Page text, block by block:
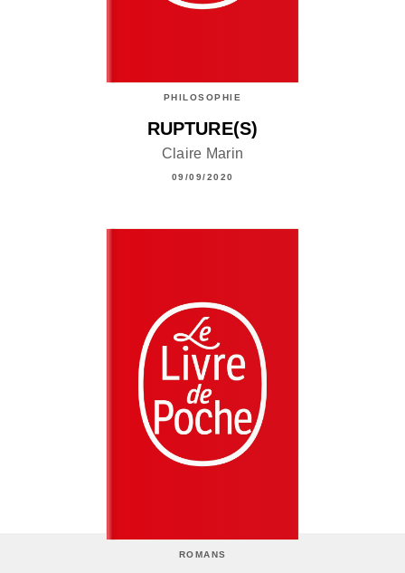
PHILOSOPHIE
RUPTURE(S)
Claire Marin
09/09/2020
ROMANS